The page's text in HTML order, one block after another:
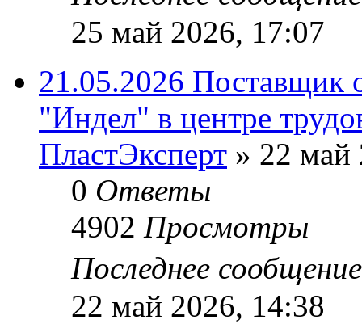
25 май 2026, 17:07
21.05.2026 Поставщик
"Индел" в центре
ПластЭксперт » 22 май
0 Ответы
4902 Просмотры
Последнее
22 май 2026, 14:38